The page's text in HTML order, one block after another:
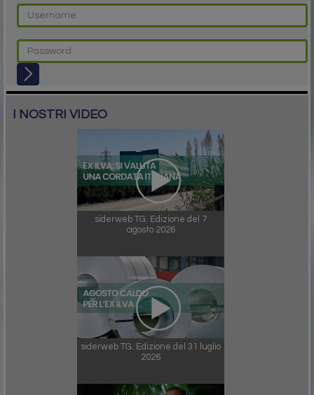
I NOSTRI VIDEO
siderweb TG. Edizione del 7
agosto 2026
siderweb TG. Edizione del 31 luglio
2026